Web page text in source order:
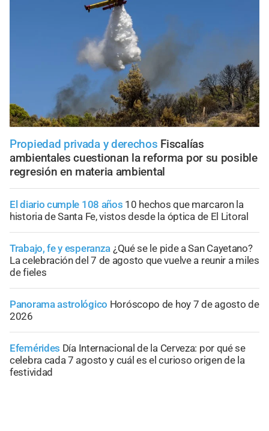
Propiedad privada y derechos Fiscalías
ambientales cuestionan la reforma por su posible
regresión en materia ambiental
El diario cumple 108 años 10 hechos que marcaron la
historia de Santa Fe, vistos desde la óptica de El Litoral
Trabajo, fe y esperanza ¿Qué se le pide a San Cayetano?
La celebración del 7 de agosto que vuelve a reunir a miles
de fieles
Panorama astrológico Horóscopo de hoy 7 de agosto de
2026
Efemérides Día Internacional de la Cerveza: por qué se
celebra cada 7 agosto y cuál es el curioso origen de la
festividad